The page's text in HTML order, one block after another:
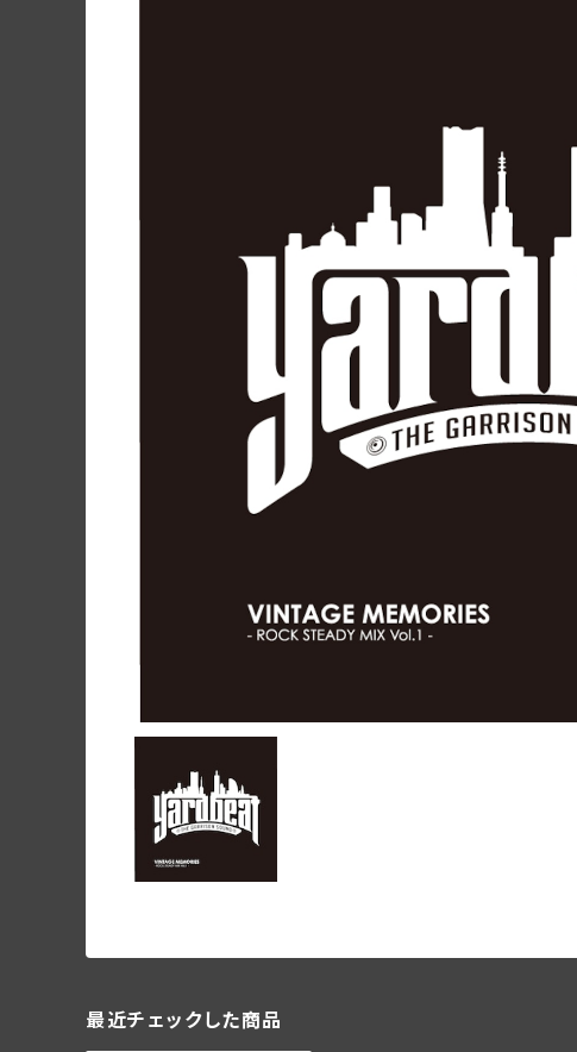
最近チェックした商品